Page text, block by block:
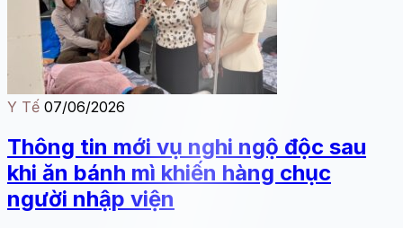
Y Tế 07/06/2026
Thông tin mới vụ nghi ngộ độc sau
khi ăn bánh mì khiến hàng chục
người nhập viện